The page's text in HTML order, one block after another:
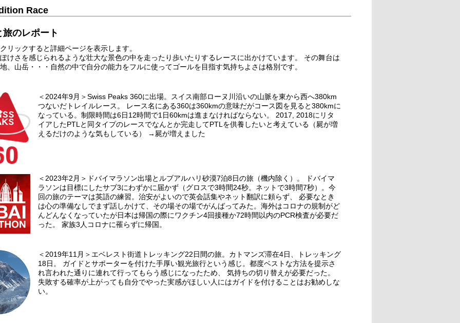
Race
旅のレポート
リックすると詳細ページを表示します。
けさを感じられるような壮大な景色の中を走ったり歩いたりするレースに出かけています。 その舞台は
、山岳・・・自然の中で自分の能力をフルに使ってゴールを目指す気持ちよさは格別です。
＜2024年9月＞Swiss Peaks 360に出場。スイス南部ローヌ川沿いの山脈を東から西へ380km
つないだトレイルレース。 レース名にある360は360kmの意味だがコース図を見ると380kmに
なっている。制限時間は6日12時間で1日60kmは進まなければならない。 2017, 2018にリタ
イアしたPTLと同タイプのレースでなんとか完走してPTLを供養したいと考えている（屍が増
えるだけのような気もしている） →屍が増えました
＜2023年2月＞ドバイマラソン出場とルブアルハリ砂漠7泊8日の旅（機内除く）。 ドバイマ
ラソンは目標にしたサブ3にわずかに届かず（グロスで3時間24秒。ネットで3時間7秒）。今
回の旅のテーマは英語の練習。治安がよいので英会話集やネット翻訳に頼らず、 必要なとき
は心の準備なしでまず話しかけて、その場その場でがんばってみた。海外はコロナの規制がど
んどんなくなっていたが日本は帰国の際にワクチン4回接種か72時間以内のPCR検査が必要だ
った。 家族3人コロナに罹らずに帰国。
＜2019年11月＞エベレスト街道トレッキング22日間の旅。カトマンズ滞在4日、トレッキング
18日。 ガイドとサポーターを付けた手厚い観光旅行という感じ。都度ベストな方法を提示さ
れ言われた通りに連れて行ってもらう感じになったため、 気持ちの切り替えが必要だった。
失敗する確率が上がっても自分でやった実感がほしい人にはガイドを付けることはお勧めしな
い。